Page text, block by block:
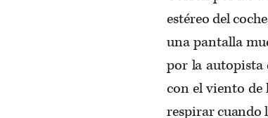
estéreo del
una pantalla
por la autopista
con el viento de
respirar cuando